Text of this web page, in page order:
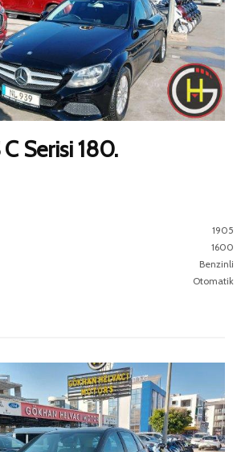
Serisi 180.
1905
1600
Benzinli
Otomatik